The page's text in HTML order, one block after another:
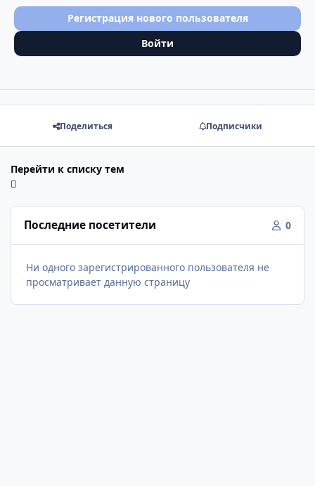
Регистрация нового пользователя
Войти
Поделиться Подписчики
Перейти к списку тем
Последние посетители 0
Ни одного зарегистрированного пользователя не
просматривает данную страницу